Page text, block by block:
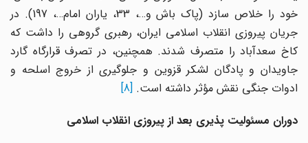
خود را خلاص سازد (پاک باش و…، 33، یاران امام…، 197). در
جریان پیروزی انقلاب اسلامی ایران، رهبری گروهی را داشت که
کاخ سعدآباد را متصرف شدند. همچنین، در تصرف قرارگاه گارد
جاویدان و پادگان لشکر قزوین و جلوگیری از خروج اسلحه و
ادوات جنگی نقش مؤثر داشته است.[8]
دوران مسئولیت پذیری بعد از پیروزی انقلاب اسلامی